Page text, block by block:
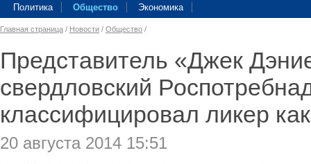
Политика Общество Экономика
Главная страница / Новости / Общество /
Представитель «Джек
свердловский
классифицировал ликер
20 августа 2014 15:51